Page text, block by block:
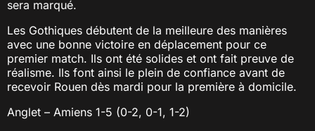
sera marqué.
Les Gothiques débutent de la meilleure des manières
avec une bonne victoire en déplacement pour ce
premier match. Ils ont été solides et ont fait preuve de
réalisme. Ils font ainsi le plein de confiance avant de
recevoir Rouen dès mardi pour la première à domicile.
Anglet – Amiens 1-5 (0-2, 0-1, 1-2)